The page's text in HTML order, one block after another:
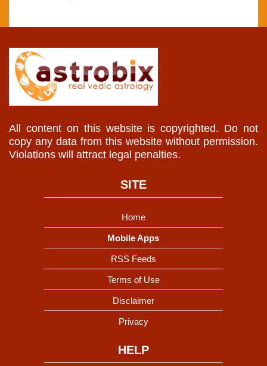
All content on this website is copyrighted. Do not
copy any data from this website without permission.
Violations will attract legal penalties.
SITE
Home
Mobile Apps
RSS Feeds
Terms of Use
Disclaimer
Privacy
HELP